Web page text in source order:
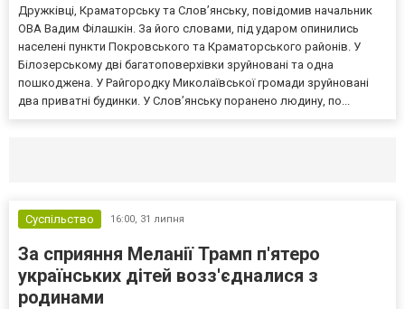
Дружківці, Краматорську та Слов’янську, повідомив начальник
ОВА Вадим Філашкін. За його словами, під ударом опинились
населені пункти Покровського та Краматорського районів. У
Білозерському дві багатоповерхівки зруйновані та одна
пошкоджена. У Райгородку Миколаївської громади зруйновані
два приватні будинки. У Слов’янську поранено людину, по...
Суспільство 16:00, 31 липня
За сприяння Меланії Трамп п'ятеро
українських дітей возз'єдналися з
родинами